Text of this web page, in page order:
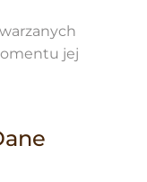
jej